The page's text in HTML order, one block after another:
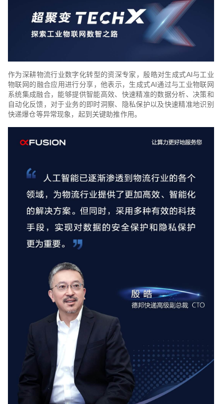
作为深耕物流行业数字化转型的资深专家，殷皓对生成式AI与工业
物联网的融合应用进行分享，他表示，生成式AI通过与工业物联网
系统集成融合，能够提供智能高效、快速精准的数据分析、决策和
自动化反馈，对于业务的即时洞察、隐私保护以及快速精准地识别
快递爆仓等异常现象，起到关键助推作用。